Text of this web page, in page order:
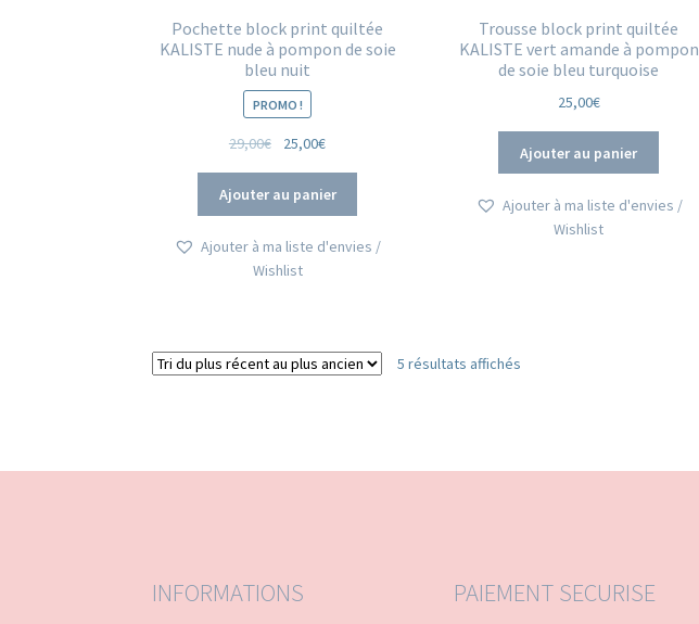
Pochette block print quiltée
KALISTE nude à pompon de soie
bleu nuit
PROMO !
29,00€
Le
initial
était :
29,00€.
25,00€Le
actuel
est :
25,00€.
Ajouter au panier
Ajouter à ma liste d'envies /
Wishlist
Trousse block print quiltée
KALISTE vert amande à pompon
de soie bleu turquoise
25,00€
Ajouter au panier
Ajouter à ma liste d'envies /
Wishlist
5 résultats affichés
INFORMATIONS PAIEMENT SECURISE